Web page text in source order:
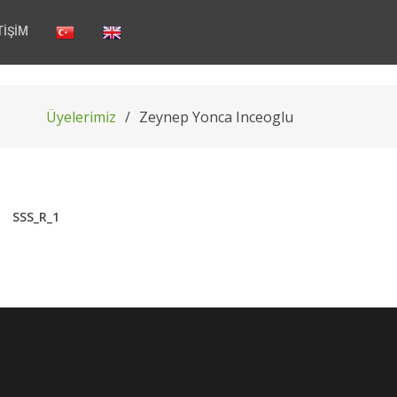
Üyelerimiz Zeynep Yonca Inceoglu
SSS_R_1